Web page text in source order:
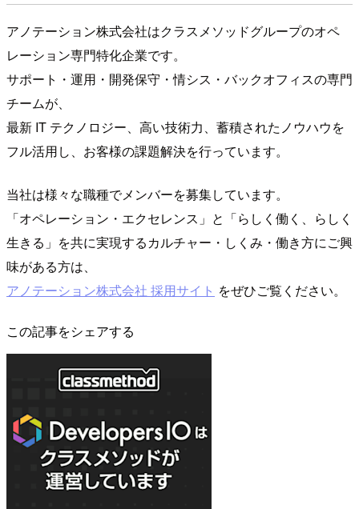
アノテーション株式会社はクラスメソッドグループのオペ
レーション専門特化企業です。
サポート・運用・開発保守・情シス・バックオフィスの専門
チームが、
最新 IT テクノロジー、高い技術力、蓄積されたノウハウを
フル活用し、お客様の課題解決を行っています。
当社は様々な職種でメンバーを募集しています。
「オペレーション・エクセレンス」と「らしく働く、らしく
生きる」を共に実現するカルチャー・しくみ・働き方にご興
味がある方は、
アノテーション株式会社 採用サイト をぜひご覧ください。
この記事をシェアする